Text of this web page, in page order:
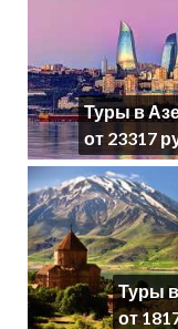
Туры в
от 23317
Туры
от